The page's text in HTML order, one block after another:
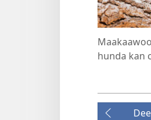
hunda kan